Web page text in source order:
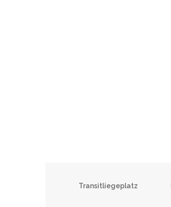
Transitliegeplatz